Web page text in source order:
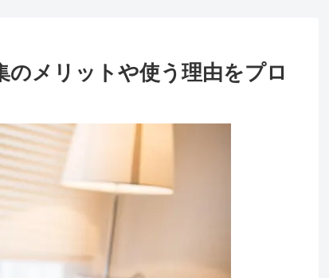
メリットや使う理由をプロ